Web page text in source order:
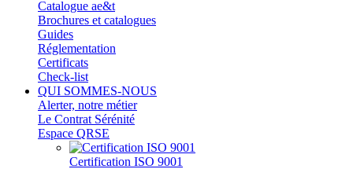
Catalogue ae&t
Brochures et catalogues
Guides
Réglementation
Certificats
Check-list
QUI SOMMES-NOUS
Alerter, notre métier
Le Contrat Sérénité
Espace QRSE
Certification ISO 9001